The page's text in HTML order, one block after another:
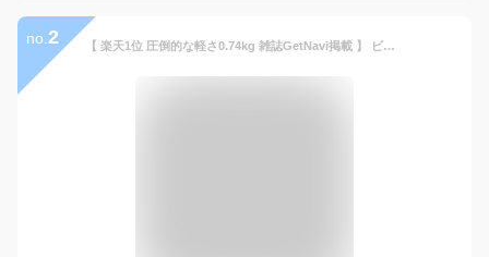
no. 2 【 楽天1位 圧倒的な軽さ0.74kg 雑誌GetNavi掲載 】 ビジネスリュック メンズ 薄型 軽量 防水 3WAY 通勤 スーツ リュックサック バックパック ビジネス リュック カバン PC パソコン ビジネスバッグ 15.6インチ ブラック 黒 父の日 A4 20L crbelte ラッピング無料